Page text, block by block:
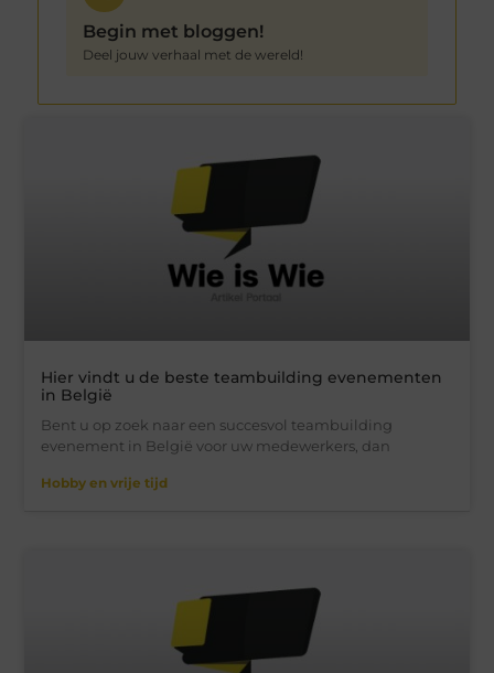
Hier vindt u de beste teambuilding evenementen
in België
Bent u op zoek naar een succesvol teambuilding
evenement in België voor uw medewerkers, dan
Hobby en vrije tijd
Begin met bloggen!
Deel jouw verhaal met de wereld!